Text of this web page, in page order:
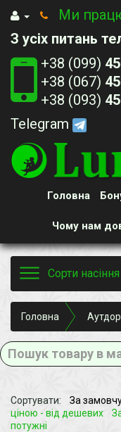
Ми
З усіх питань
+38 (099)
+38 (067)
+38 (093)
Telegram
Головна
Чому нам
Toggle
navigation
Сорти насіння
Головна
Сортувати: За
ціною - від дешевих
потужні